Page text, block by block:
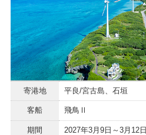
寄港地 平良/宮古島、石垣
客船 飛鳥Ⅱ
期間 2027年3月9日～3月12日